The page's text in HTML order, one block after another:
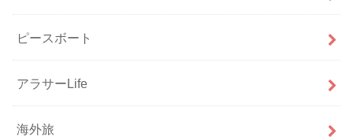
ピースボート
アラサーLife
海外旅